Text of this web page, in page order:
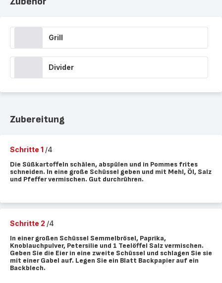
Grill
Divider
Zubereitung
Schritte 1 /4
Die Süßkartoffeln schälen, abspülen und in Pommes frites
schneiden. In eine große Schüssel geben und mit Mehl, Öl, Salz
und Pfeffer vermischen. Gut durchrühren.
Schritte 2 /4
In einer großen Schüssel Semmelbrösel, Paprika,
Knoblauchpulver, Petersilie und 1 Teelöffel Salz vermischen.
Geben Sie die Eier in eine zweite Schüssel und schlagen Sie sie
mit einer Gabel auf. Legen Sie ein Blatt Backpapier auf ein
Backblech.